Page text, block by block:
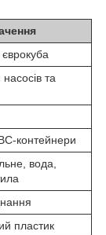
та
контейнери
вода,
пластик